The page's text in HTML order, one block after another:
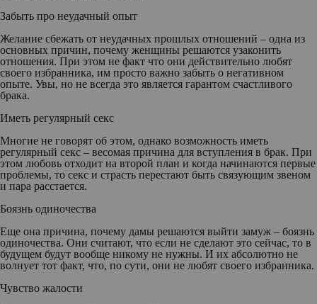
Забыть про неудачный опыт
Желание сбежать от неудачных прошлых отношений – одна из
основных причин, почему женщины решаются узаконить
отношения. При этом не факт что они действительно любят
своего избранника, им просто важно забыть о негативном
опыте. Увы, но не всегда это является гарантом счастливого
брака.
Иметь регулярный секс
Многие не говорят об этом, однако возможность иметь
регулярный секс – весомая причина для вступления в брак. При
этом любовь отходит на второй план и когда начинаются первые
проблемы, то секс и страсть перестают быть связующим звеном
и пара расстается.
Боязнь одиночества
Еще она причина, почему дамы решаются выйти замуж – боязнь
одиночества. Они считают, что если не сделают это сейчас, то в
будущем будут вообще никому не нужны. И их абсолютно не
волнует тот факт, что, по сути, они не любят своего избранника.
Чувство жалости